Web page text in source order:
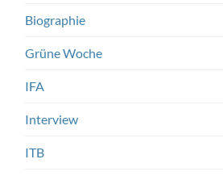
Biographie
Grüne Woche
IFA
Interview
ITB